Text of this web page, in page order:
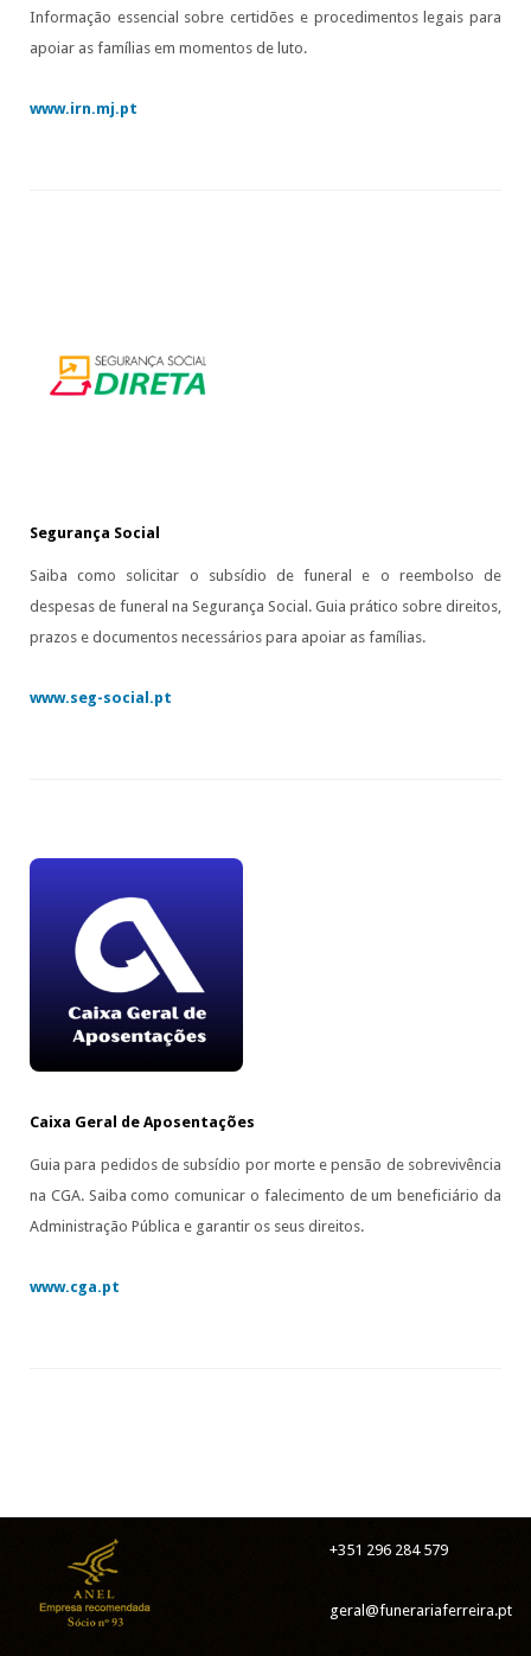
Informação essencial sobre certidões e procedimentos legais para
apoiar as famílias em momentos de luto.
www.irn.mj.pt
Segurança Social
Saiba como solicitar o subsídio de funeral e o reembolso de
despesas de funeral na Segurança Social. Guia prático sobre direitos,
prazos e documentos necessários para apoiar as famílias.
www.seg-social.pt
Caixa Geral de Aposentações
Guia para pedidos de subsídio por morte e pensão de sobrevivência
na CGA. Saiba como comunicar o falecimento de um beneficiário da
Administração Pública e garantir os seus direitos.
www.cga.pt
+351 296 284 579
geral@funerariaferreira.pt